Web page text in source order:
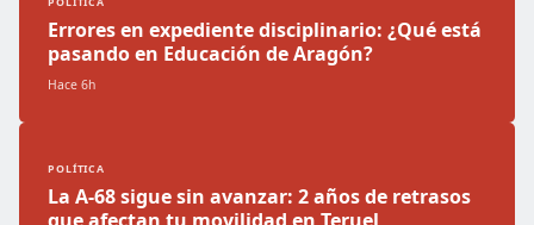
Errores en expediente disciplinario: ¿Qué está
pasando en Educación de Aragón?
Hace 6h
POLÍTICA
La A-68 sigue sin avanzar: 2 años de retrasos